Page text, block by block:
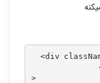
>